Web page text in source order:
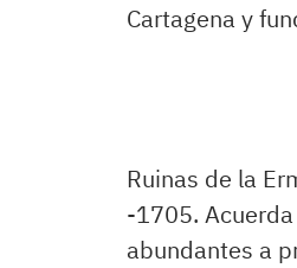
Cartagena y
Ruinas de la
-1705.
abundantes a